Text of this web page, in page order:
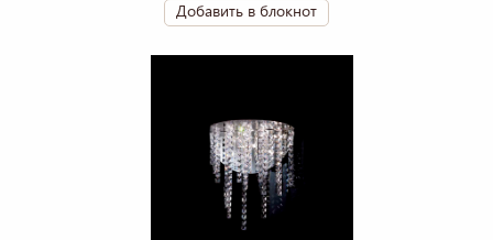
Добавить в блокнот